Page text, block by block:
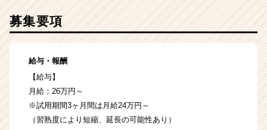
募集要項
給与・報酬
【給与】
月給：26万円～
※試用期間3ヶ月間は月給24万円～
（習熟度により短縮、延長の可能性あり）